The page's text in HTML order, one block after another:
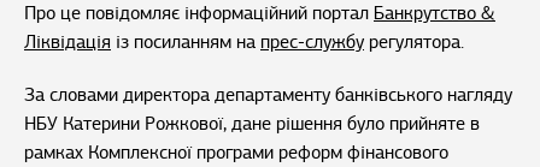
Про це повідомляє інформаційний портал Банкрутство &
Ліквідація із посиланням на прес-службу регулятора.
За словами директора департаменту банківського нагляду
НБУ Катерини Рожкової, дане рішення було прийняте в
рамках Комплексної програми реформ фінансового